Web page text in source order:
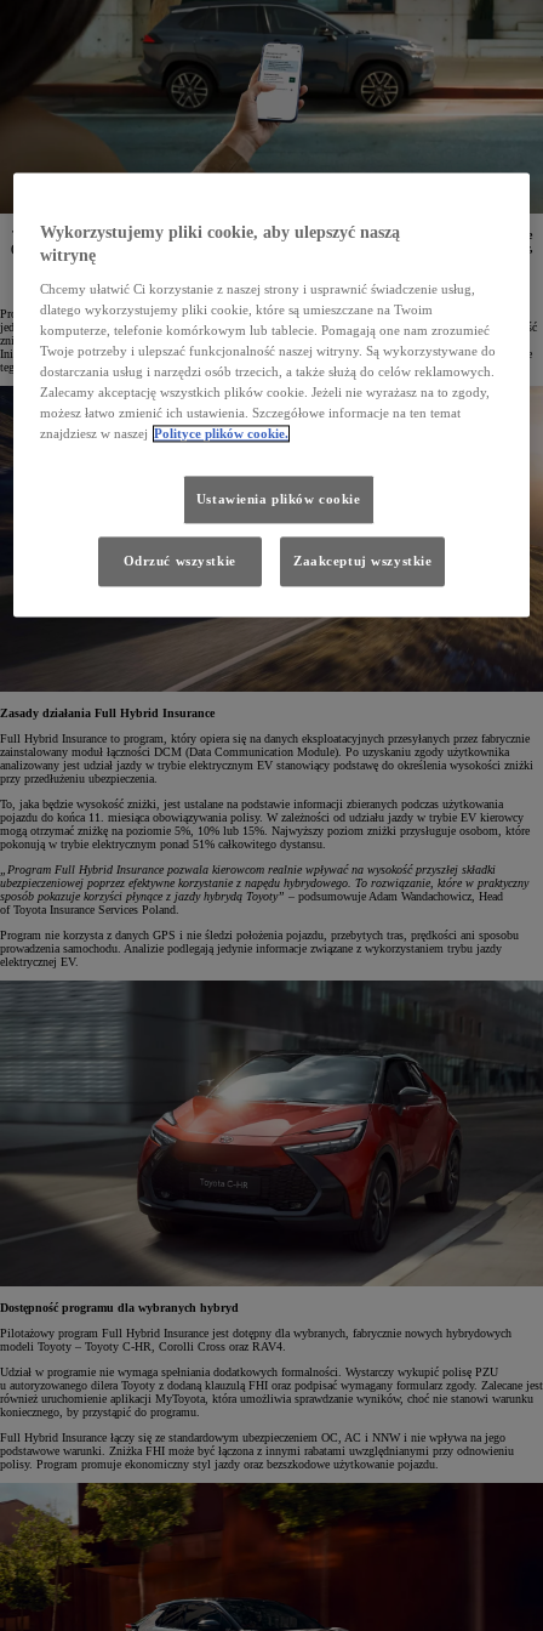
Toyota Insurance Services oraz PZU S.A. wprowadzają program pilotażowy Full Hybrid Insurance
(FHI) przeznaczony dla właścicieli wybranych modeli marki z napędem hybrydowym. Użytkownicy,
którzy w sposób efektywny wykorzystują jazdę w trybie elektrycznym (EV), mogą otrzymać przy
i funkcjonuje w ramach pakietowej polisy PZU.
Program Full Hybrid Insurance jest skierowany do klientów indywidualnych oraz osób prowadzących
jednoosobową działalność gospodarczą. Rozwiązanie umożliwia kierowcom realne oddziaływanie na wysokość
zniżki przy przedłużaniu ubezpieczenia, korzystając napędu hybrydowego w sposób świadomy i efektywny.
Inicjatywa została opracowana przez Toyota Insurance Services we współpracy z PZU S.A. i stanowi pierwsze
tego typu rozwiązanie dostępne dla użytkowników wybranych modeli hybrydowych Toyoty w Polsce.
Zasady działania Full Hybrid Insurance
Full Hybrid Insurance to program, który opiera się na danych eksploatacyjnych przesyłanych przez fabrycznie
zainstalowany moduł łączności DCM (Data Communication Module). Po uzyskaniu zgody użytkownika
analizowany jest udział jazdy w trybie elektrycznym EV stanowiący podstawę do określenia wysokości zniżki
przy przedłużeniu ubezpieczenia.
To, jaka będzie wysokość zniżki, jest ustalane na podstawie informacji zbieranych podczas użytkowania
pojazdu do końca 11. miesiąca obowiązywania polisy. W zależności od udziału jazdy w trybie EV kierowcy
mogą otrzymać zniżkę na poziomie 5%, 10% lub 15%. Najwyższy poziom zniżki przysługuje osobom, które
pokonują w trybie elektrycznym ponad 51% całkowitego dystansu.
„Program Full Hybrid Insurance pozwala kierowcom realnie wpływać na wysokość przyszłej składki
ubezpieczeniowej poprzez efektywne korzystanie z napędu hybrydowego. To rozwiązanie, które w praktyczny
sposób pokazuje korzyści płynące z jazdy hybrydą Toyoty” – podsumowuje Adam Wandachowicz, Head
of Toyota Insurance Services Poland.
Program nie korzysta z danych GPS i nie śledzi położenia pojazdu, przebytych tras, prędkości ani sposobu
prowadzenia samochodu. Analizie podlegają jedynie informacje związane z wykorzystaniem trybu jazdy
elektrycznej EV.
Dostępność programu dla wybranych hybryd
Pilotażowy program Full Hybrid Insurance jest dotępny dla wybranych, fabrycznie nowych hybrydowych
modeli Toyoty – Toyoty C-HR, Corolli Cross oraz RAV4.
Udział w programie nie wymaga spełniania dodatkowych formalności. Wystarczy wykupić polisę PZU
u autoryzowanego dilera Toyoty z dodaną klauzulą FHI oraz podpisać wymagany formularz zgody. Zalecane jest
również uruchomienie aplikacji MyToyota, która umożliwia sprawdzanie wyników, choć nie stanowi warunku
koniecznego, by przystąpić do programu.
Full Hybrid Insurance łączy się ze standardowym ubezpieczeniem OC, AC i NNW i nie wpływa na jego
podstawowe warunki. Zniżka FHI może być łączona z innymi rabatami uwzględnianymi przy odnowieniu
polisy. Program promuje ekonomiczny styl jazdy oraz bezszkodowe użytkowanie pojazdu.
Wykorzystujemy pliki cookie, aby ulepszyć naszą
witrynę
Chcemy ułatwić Ci korzystanie z naszej strony i usprawnić świadczenie usług,
dlatego wykorzystujemy pliki cookie, które są umieszczane na Twoim
komputerze, telefonie komórkowym lub tablecie. Pomagają one nam zrozumieć
Twoje potrzeby i ulepszać funkcjonalność naszej witryny. Są wykorzystywane do
dostarczania usług i narzędzi osób trzecich, a także służą do celów reklamowych.
Zalecamy akceptację wszystkich plików cookie. Jeżeli nie wyrażasz na to zgody,
możesz łatwo zmienić ich ustawienia. Szczegółowe informacje na ten temat
znajdziesz w naszej Polityce plików cookie.
Ustawienia plików cookie
Odrzuć wszystkie Zaakceptuj wszystkie